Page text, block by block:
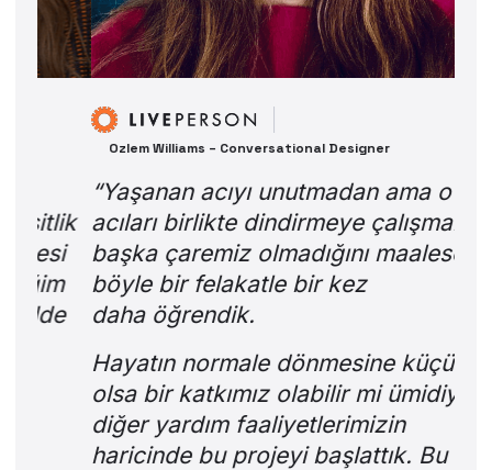
Ozlem Williams – Conversational Designer
“Yaşanan acıyı unutmadan ama o
acıları birlikte dindirmeye çalışmaktan
başka çaremiz olmadığını maalesef
böyle bir felakatle bir kez
daha öğrendik.
Hayatın normale dönmesine küçük de
olsa bir katkımız olabilir mi ümidiyle
diğer yardım faaliyetlerimizin
haricinde bu projeyi başlattık. Bu